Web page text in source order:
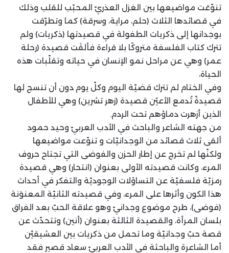
تنوّعَت مواضيعها بين الغزل العذريّ المحبّب للقلب وذلك
في قصائدها الثلاث (حلم، مراية، وسرقة) كما وتطرّقت
بوجدانها إلى ذكريات الطفولة في قصيدتها (ذكريات) ولم
تترك كتاب الفلسفة متروكًا بلا قراءة فألقَت قصيدة (رحلة
عمر) وهي عن مراحل نمو الإنسان في حياته وتقلّبات هذه
الحياة،
وفي الختام لم تترك قضيّة اليوم وكلّ يوم دون أن تنسج لها
قصيدةً تُدمع الأعيُن قصيدة (زهر تشرين) وهي للأطفال
الذين أزهرت دماؤهم تحت الردم.
من جهته الشاعر والباحث في الأدب العربيّ وحيد حمود
ألقى ثلاث قصائد من الوجدانيّات و تنوّعت مواضيعها
ولكنّها لم تخرج عن إطار الحزن والفوضى التي تجتاح حروف
المرء، وكانت قصيدته الأولى بعنوان (انتحار) وهي قصيدة
رمزيّة فلسفيّة عن التساؤلات الوجوديّة والتفكر في أحداث
هذا الكون وأثرها على المرء، وفي قصيدته الثانيّة المعنوَنة
(فوضى)، طرح موضوع وجدانيّ وهو علاقة الحبّ بعد الفراق
بلسان المرأة، والقصيدة الثالثة بعنوان (أنين) وتتحدّث عن
قصة حبّ وجدانيّة وما تحمل من ذكريات بين العشيقيْن
أما الشاعرة والباحثة في الأدب العربيّ سعاد قصير فقد